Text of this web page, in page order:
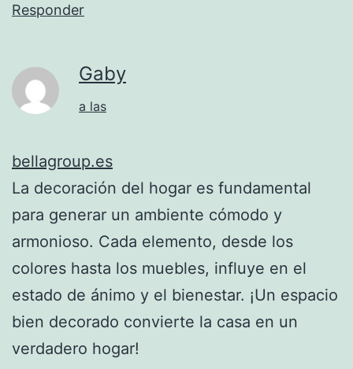
Responder
Gaby
a las
bellagroup.es
La decoración del hogar es fundamental
para generar un ambiente cómodo y
armonioso. Cada elemento, desde los
colores hasta los muebles, influye en el
estado de ánimo y el bienestar. ¡Un espacio
bien decorado convierte la casa en un
verdadero hogar!